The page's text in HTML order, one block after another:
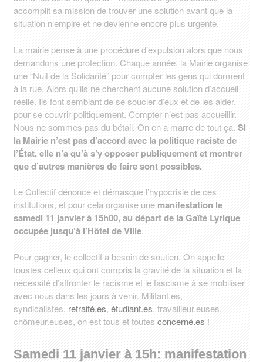
accomplit sa mission de trouver une solution avant que la
situation n’empire et ne devienne encore plus urgente.
La mairie pense à une procédure d’expulsion alors que nous
demandons une protection. Chaque année, la Mairie organise
une “Nuit de la Solidarité” pour compter les gens qui dorment
à la rue. Alors qu’ils ne cherchent aucune solution d’accueil
réelle. Ils font semblant de se soucier d’eux et de les aider,
pour se couvrir politiquement. Compter n’est pas accueillir.
Nous ne sommes pas du bétail. On en a marre de tout ça. Si
la Mairie n’est pas d’accord avec la politique raciste de
l’État, elle n’a qu’à s’y opposer publiquement et montrer
que d’autres manières de faire sont possibles.
Le Collectif dénonce et démasque l’hypocrisie de ces
institutions, et pour cela organise une manifestation le
samedi 11 janvier à 15h00, au départ de la Gaîté Lyrique
occupée jusqu’à l’Hôtel de Ville.
Pour gagner, le collectif a besoin de soutien. On appelle
toustes celleux qui ont compris la gravité de la situation et la
nécessité d’affronter le racisme et le fascisme à se mobiliser
avec nous dans les jours à venir. Militant.es,
syndicalistes, retraité.es, étudiant.es, travailleur.euses,
chômeur.euses, on est tous et toutes concerné.es !
Samedi 11 janvier à 15h: manifestation